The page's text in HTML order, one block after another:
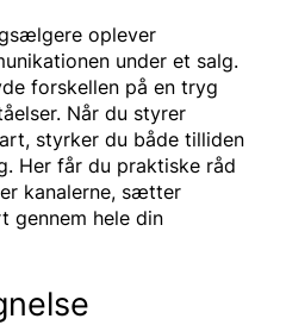
oplever
under et salg.
forskellen på en tryg
Når du styrer
styrker du både tilliden
Her får du praktiske råd
kanalerne, sætter
gennem hele din